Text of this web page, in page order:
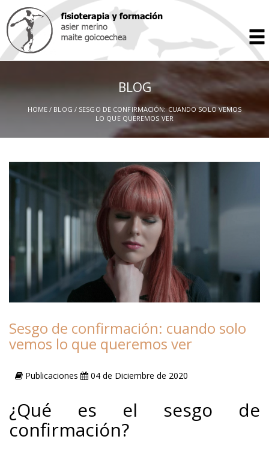
BLOG
HOME/ BLOG / SESGO DE CONFIRMACIÓN: CUANDO SOLO VEMOS
LO QUE QUEREMOS VER
Sesgo de confirmación: cuando solo
vemos lo que queremos ver
Publicaciones 04 de Diciembre de 2020
¿Qué es el sesgo de
confirmación?